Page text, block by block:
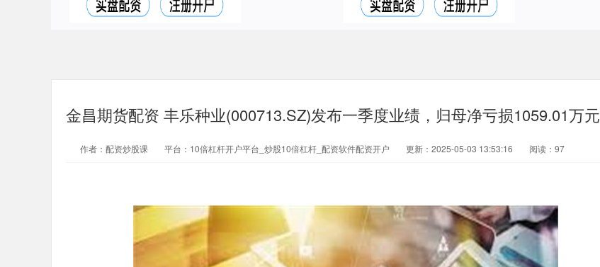
金昌期货配资 丰乐种业(000713.SZ)发布一季度业绩，归母净亏损1059.01万元
作者：配资炒股课 平台：10倍杠杆开户平台_炒股10倍杠杆_配资软件配资开户 更新：2025-05-03 13:53:16 阅读：97